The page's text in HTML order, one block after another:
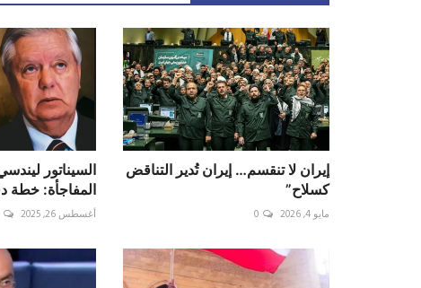
إيران لا تنقسم… إيران تُدير التناقض
كسلاح”
مايو 4, 2026 0
السيناتور
المفاجأة: خطة
أغسطس 26, 2025